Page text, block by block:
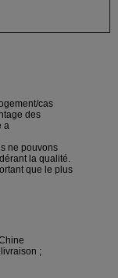
cas
des
a
ne pouvons
la qualité.
que le plus
;